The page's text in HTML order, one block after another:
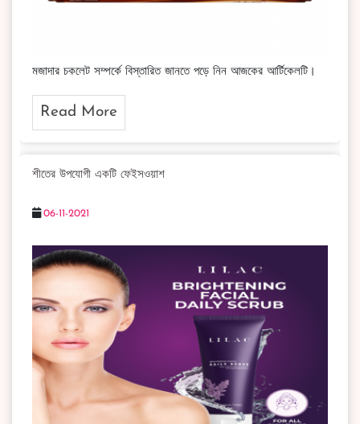
মজাদার চকলেট সম্পর্কে বিস্তারিত জানতে পড়ে নিন আজকের আর্টিকেলটি।
Read More
শীতের উপযোগী একটি ফেইসওয়াশ
06-11-2021